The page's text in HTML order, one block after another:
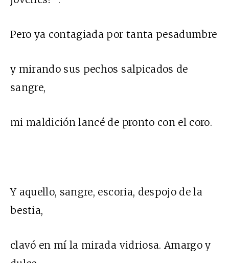
Pero ya contagiada por tanta pesadumbre
y mirando sus pechos salpicados de
sangre,
mi maldición lancé de pronto con el coro.
Y aquello, sangre, escoria, despojo de la
bestia,
clavó en mí la mirada vidriosa. Amargo y